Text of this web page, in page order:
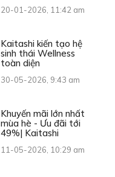
HIỆU KAITASHI
20-01-2026, 11:42 am
Kaitashi kiến tạo hệ
sinh thái Wellness
toàn diện
30-05-2026, 9:43 am
Khuyến mãi lớn nhất
mùa hè - Ưu đãi tới
49%| Kaitashi
11-05-2026, 10:29 am